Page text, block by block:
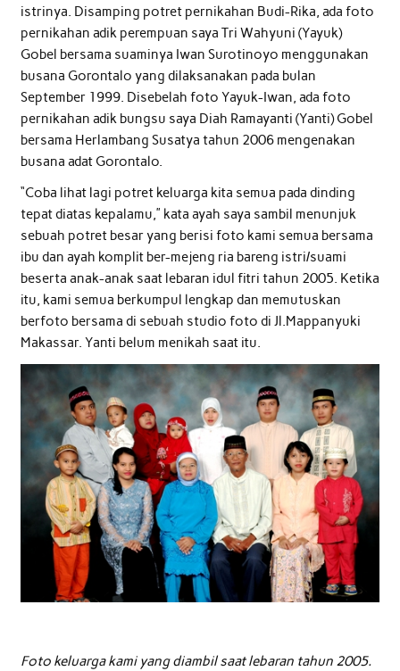
istrinya. Disamping potret pernikahan Budi-Rika, ada foto
pernikahan adik perempuan saya Tri Wahyuni (Yayuk)
Gobel bersama suaminya Iwan Surotinoyo menggunakan
busana Gorontalo yang dilaksanakan pada bulan
September 1999. Disebelah foto Yayuk-Iwan, ada foto
pernikahan adik bungsu saya Diah Ramayanti (Yanti) Gobel
bersama Herlambang Susatya tahun 2006 mengenakan
busana adat Gorontalo.
“Coba lihat lagi potret keluarga kita semua pada dinding
tepat diatas kepalamu,” kata ayah saya sambil menunjuk
sebuah potret besar yang berisi foto kami semua bersama
ibu dan ayah komplit ber-mejeng ria bareng istri/suami
beserta anak-anak saat lebaran idul fitri tahun 2005. Ketika
itu, kami semua berkumpul lengkap dan memutuskan
berfoto bersama di sebuah studio foto di Jl.Mappanyuki
Makassar. Yanti belum menikah saat itu.
Foto keluarga kami yang diambil saat lebaran tahun 2005.